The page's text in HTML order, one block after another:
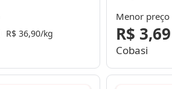
R$ 36,90/kg
Menor preço
R$ 3,69
Cobasi